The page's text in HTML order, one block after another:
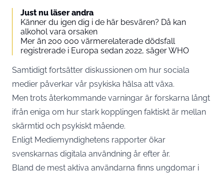
Just nu läser andra
Känner du igen dig i de här besvären? Då kan
alkohol vara orsaken
Mer än 200 000 värmerelaterade dödsfall
registrerade i Europa sedan 2022, säger WHO
Samtidigt fortsätter diskussionen om hur sociala
medier påverkar vår psykiska hälsa att växa.
Men trots återkommande varningar är forskarna långt
ifrån eniga om hur stark kopplingen faktiskt är mellan
skärmtid och psykiskt mående.
Enligt Mediemyndighetens rapporter ökar
svenskarnas digitala användning år efter år.
Bland de mest aktiva användarna finns ungdomar i